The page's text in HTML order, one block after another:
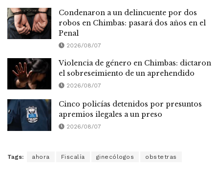
Condenaron a un delincuente por dos
robos en Chimbas: pasará dos años en el
Penal
2026/08/07
Violencia de género en Chimbas: dictaron
el sobreseimiento de un aprehendido
2026/08/07
Cinco policías detenidos por presuntos
apremios ilegales a un preso
2026/08/07
Tags: ahora Fiscalía ginecólogos obstetras